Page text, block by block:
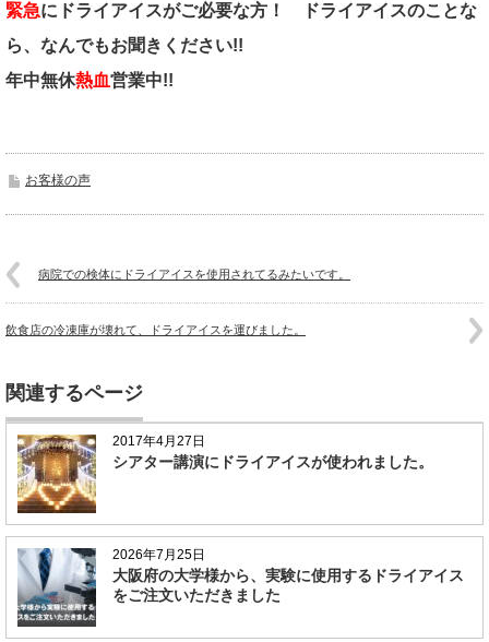
緊急にドライアイスがご必要な方！
ドライアイスのことな
ら、なんでもお聞きください!!
年中無休熱血営業中!!
お客様の声
病院での検体にドライアイスを使用されてるみたいです。
飲食店の冷凍庫が壊れて、ドライアイスを運びました。
関連するページ
2017年4月27日
シアター講演にドライアイスが使われました。
2026年7月25日
大阪府の大学様から、実験に使用するドライアイス
をご注文いただきました